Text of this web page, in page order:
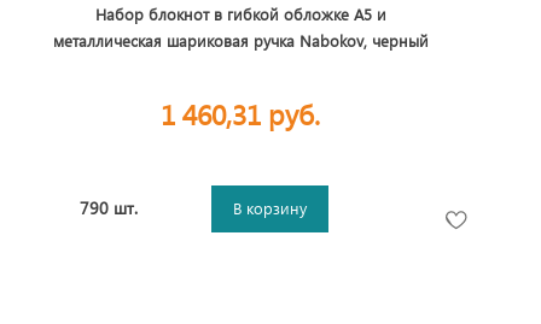
Набор блокнот в гибкой обложке А5 и
металлическая шариковая ручка Nabokov, черный
1 460,31 руб.
790 шт. В корзину